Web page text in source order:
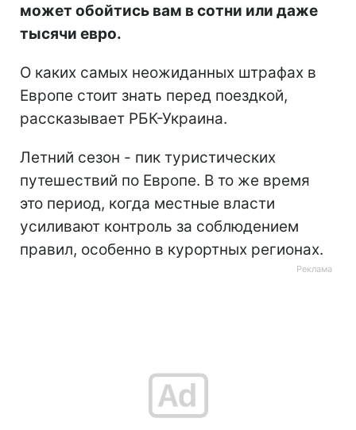
может обойтись вам в сотни или даже
тысячи евро.
О каких самых неожиданных штрафах в
Европе стоит знать перед поездкой,
рассказывает РБК-Украина.
Летний сезон - пик туристических
путешествий по Европе. В то же время
это период, когда местные власти
усиливают контроль за соблюдением
правил, особенно в курортных регионах.